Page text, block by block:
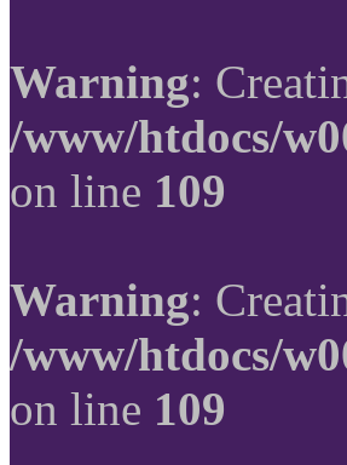
Warning:
/www/htdocs/
on line 109
Warning:
/www/htdocs/
on line 109